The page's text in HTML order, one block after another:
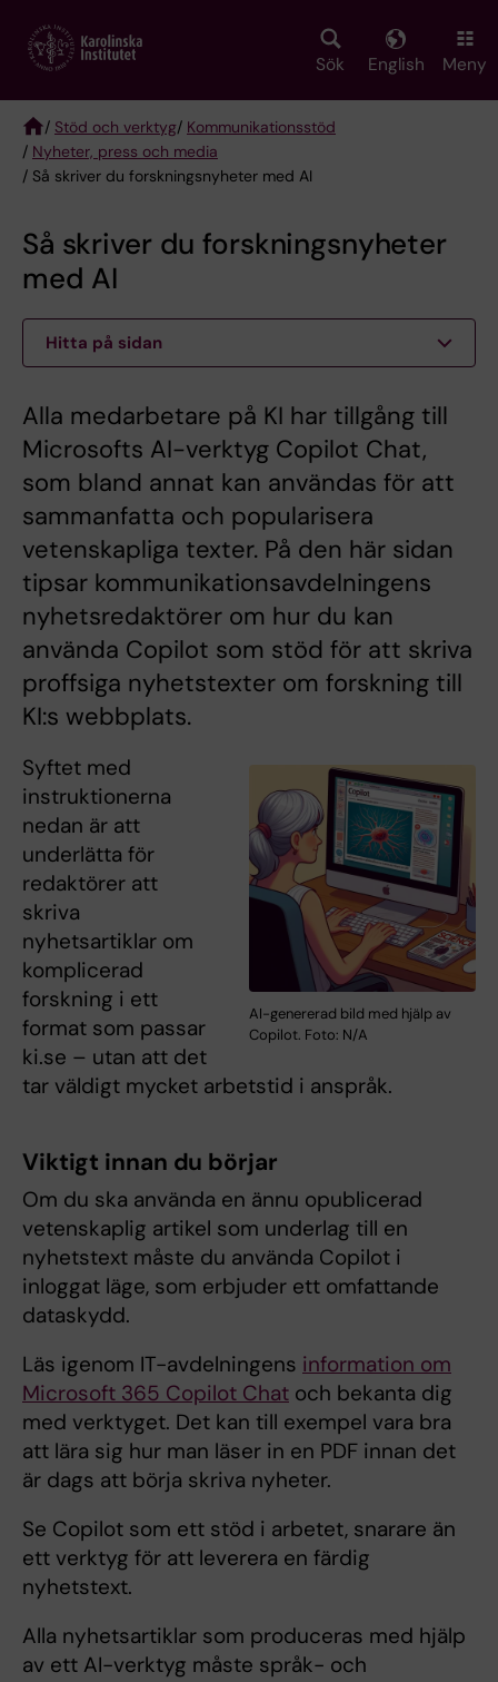
main
Sök English Meny
Breadcrumb
/ Stöd och verktyg/ Kommunikationsstöd
/ Nyheter, press och media
/ Så skriver du forskningsnyheter med AI
Så skriver du forskningsnyheter
med AI
Hitta på sidan
Alla medarbetare på KI har tillgång till
Microsofts AI-verktyg Copilot Chat,
som bland annat kan användas för att
sammanfatta och popularisera
vetenskapliga texter. På den här sidan
tipsar kommunikationsavdelningens
nyhetsredaktörer om hur du kan
använda Copilot som stöd för att skriva
proffsiga nyhetstexter om forskning till
KI:s webbplats.
AI-genererad bild med hjälp av
Copilot. Foto: N/A
Syftet med
instruktionerna
nedan är att
underlätta för
redaktörer att
skriva
nyhetsartiklar om
komplicerad
forskning i ett
format som passar
ki.se – utan att det
tar väldigt mycket arbetstid i anspråk.
Viktigt innan du börjar
Om du ska använda en ännu opublicerad
vetenskaplig artikel som underlag till en
nyhetstext måste du använda Copilot i
inloggat läge, som erbjuder ett omfattande
dataskydd.
Läs igenom IT-avdelningens information om
Microsoft 365 Copilot Chat och bekanta dig
med verktyget. Det kan till exempel vara bra
att lära sig hur man läser in en PDF innan det
är dags att börja skriva nyheter.
Se Copilot som ett stöd i arbetet, snarare än
ett verktyg för att leverera en färdig
nyhetstext.
Alla nyhetsartiklar som produceras med hjälp
av ett AI-verktyg måste språk- och